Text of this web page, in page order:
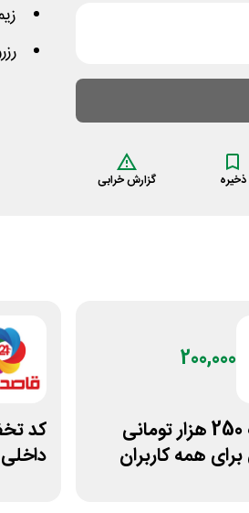
ذخیره گزارش خرابی
200,000
کد تخفیف 250 هزار تومانی
همه کاربران
کد
داخلی